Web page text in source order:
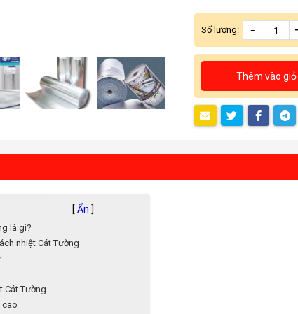
Số lượng: -
Thêm vào giỏ
[ Ẩn ]
là gì?
nhiệt Cát Tường
Cát Tường
cao